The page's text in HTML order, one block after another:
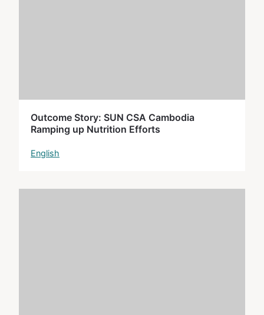
Outcome Story: SUN CSA Cambodia
Ramping up Nutrition Efforts
English